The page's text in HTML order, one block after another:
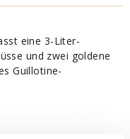
eine 3-Liter-
und zwei goldene
Guillotine-